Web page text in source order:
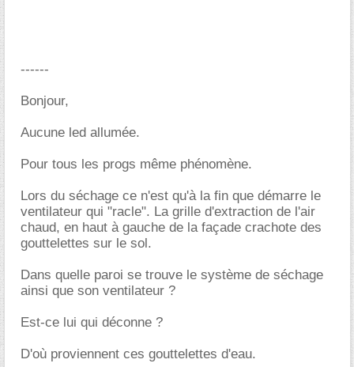
------
Bonjour,
Aucune led allumée.
Pour tous les progs même phénomène.
Lors du séchage ce n'est qu'à la fin que démarre le
ventilateur qui "racle". La grille d'extraction de l'air
chaud, en haut à gauche de la façade crachote des
gouttelettes sur le sol.
Dans quelle paroi se trouve le système de séchage
ainsi que son ventilateur ?
Est-ce lui qui déconne ?
D'où proviennent ces gouttelettes d'eau.